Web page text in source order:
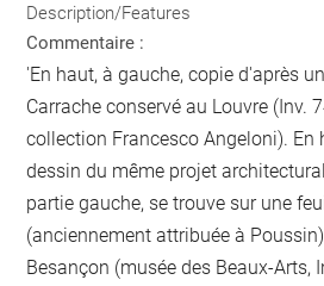
Description/Features
Commentaire :
'En haut, à gauche, copie d'après
Carrache conservé au Louvre (Inv.
collection Francesco Angeloni). En
dessin du même projet
partie gauche, se trouve sur une
(anciennement attribuée à
Besançon (musée des Beaux-Arts,